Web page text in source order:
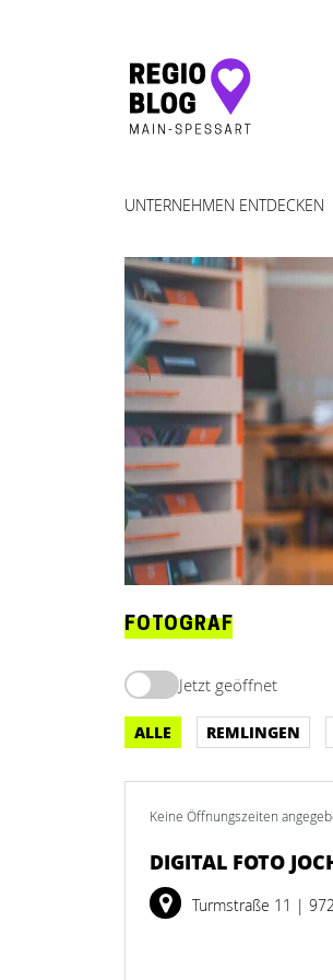
Hauptnavigation
UNTERNEHMEN ENTDECKEN
FOTOGRAF
Jetzt geöffnet
ALLE REMLINGEN
Keine Öffnungszeiten
DIGITAL FOTO
Turmstraße 11 |